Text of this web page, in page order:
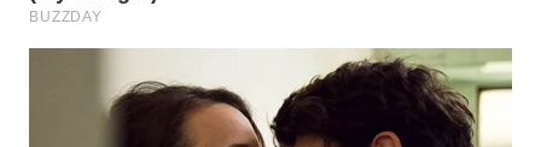
MAJALENGKA
SUBANG